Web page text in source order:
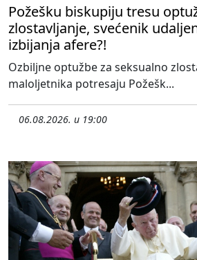
Požešku biskupiju tresu
zlostavljanje, svećenik
izbijanja afere?!
Ozbiljne optužbe za seksualno
maloljetnika potresaju Požešk...
06.08.2026. u 19:00